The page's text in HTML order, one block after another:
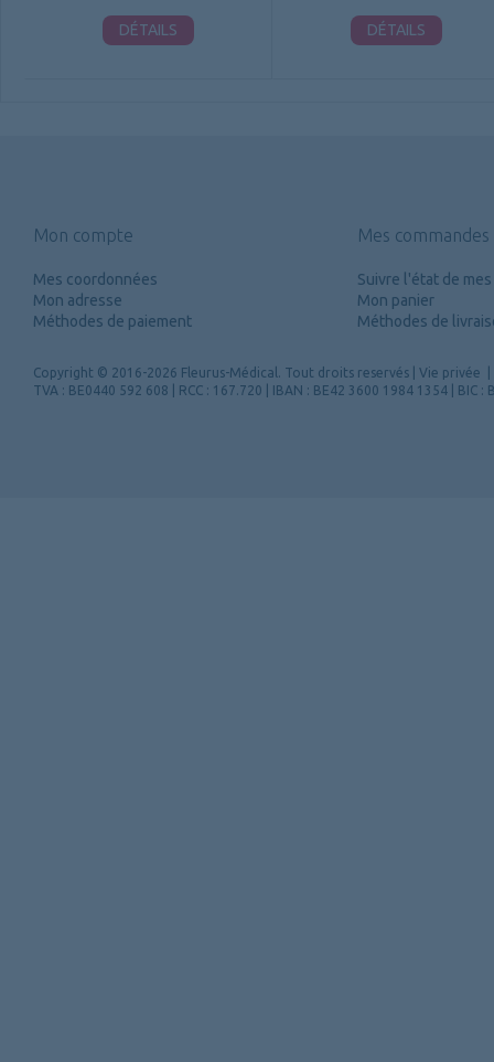
DÉTAILS DÉTAILS
Mon compte
Mes coordonnées
Mon adresse
Méthodes de paiement
Mes commandes
Suivre l'état de
Mon panier
Méthodes de
Copyright © 2016-2026 Fleurus-Médical. Tout droits reservés Vie privée
TVA : BE0440 592 608 | RCC : 167.720 | IBAN : BE42 3600 1984 1354 | BIC :